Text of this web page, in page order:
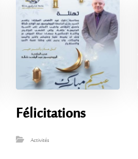
Félicitations
Activités